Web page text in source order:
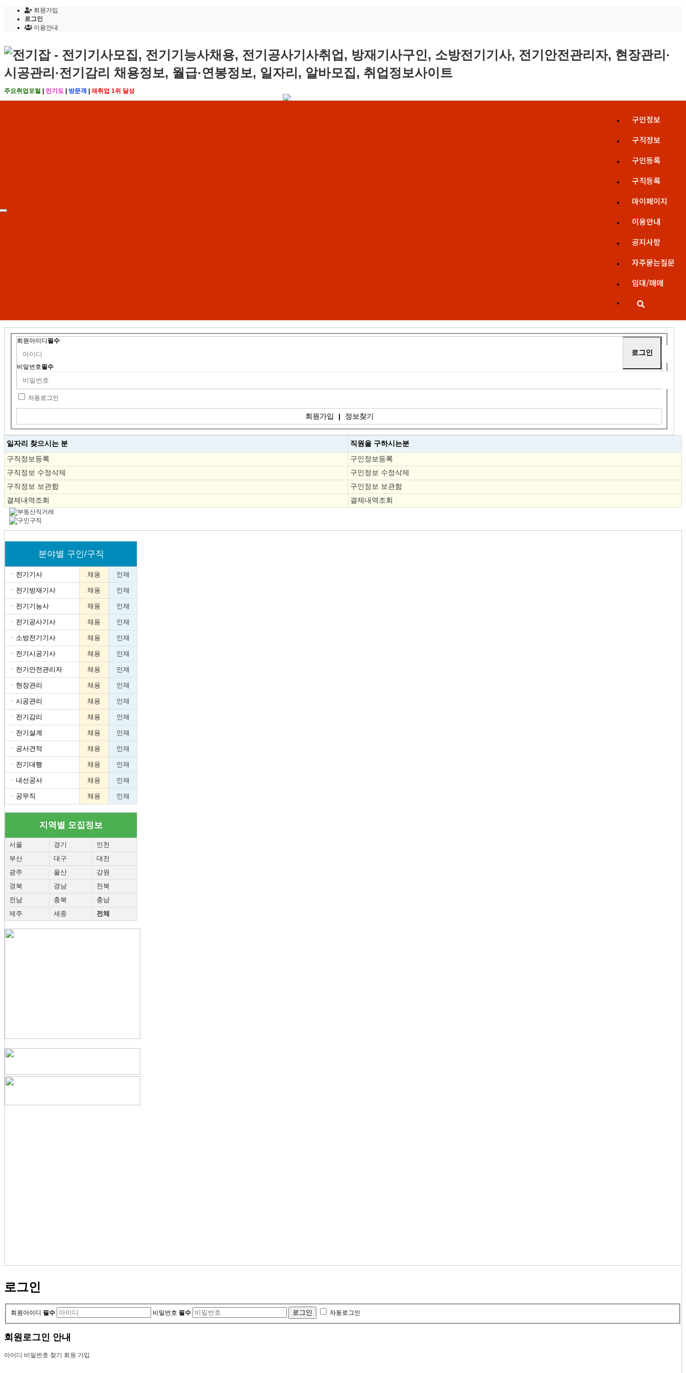
회원가입
로그인
이용안내
주요취업포털 인기도 방문객 재취업 1위 달성
구인정보
구직정보
구인등록
구직등록
마이페이지
이용안내
공지사항
자주묻는질문
임대/매매
회원아이디 필수
비밀번호필수
자동로그인
회원가입 | 정보찾기
일자리 찾으시는 분 직원을 구하시는분
구직정보등록
구인정보등록
구직정보 수정삭제
구인정보 수정삭제
구직정보 보관함
구인정보 보관함
결제내역조회
결제내역조회
분야별 구인/구직
ㆍ 전기기사 채용 인재
ㆍ 전기방재기사 채용 인재
ㆍ 전기기능사 채용 인재
ㆍ 전기공사기사 채용 인재
ㆍ 소방전기기사 채용 인재
ㆍ 전기시공기사 채용 인재
ㆍ 전기안전관리자 채용 인재
ㆍ 현장관리 채용 인재
ㆍ 시공관리 채용 인재
ㆍ 전기감리 채용 인재
ㆍ 전기설계 채용 인재
ㆍ 공사견적 채용 인재
ㆍ 전기대행 채용 인재
ㆍ 내선공사 채용 인재
ㆍ 공무직 채용 인재
지역별 모집정보
서울 경기
인천
부산
대구
대전
광주
울산
강원
경북
경남
전북
전남
충북
충남
제주
세종 전체
로그인
회원아이디 필수 비밀번호 필수 자동로그인
회원로그인 안내
아이디 비밀번호 찾기 회원 가입